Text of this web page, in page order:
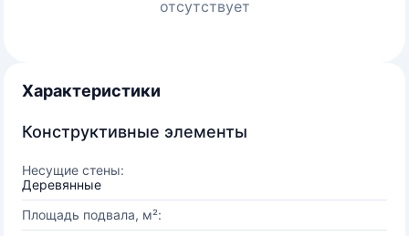
отсутствует
Характеристики
Конструктивные элементы
Несущие стены:
Деревянные
Площадь подвала, м²: